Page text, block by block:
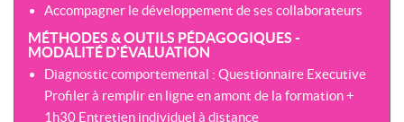
MODALES
MALLETTE
DU
DIRIGEANT
ACTIONS
COLLECTIVES
NOTRE
CENTRE
RÉSEAU
Accompagner le développement de ses collaborateurs
MÉTHODES & OUTILS PÉDAGOGIQUES -
MODALITÉ D'ÉVALUATION
Diagnostic comportemental : Questionnaire Executive
Profiler à remplir en ligne en amont de la formation +
1h30 Entretien individuel à distance